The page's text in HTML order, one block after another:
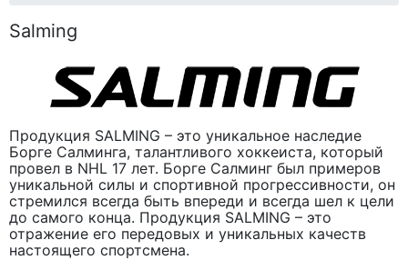
Salming
Продукция SALMING – это уникальное наследие
Борге Салминга, талантливого хоккеиста, который
провел в NHL 17 лет. Борге Салминг был примеров
уникальной силы и спортивной прогрессивности, он
стремился всегда быть впереди и всегда шел к цели
до самого конца. Продукция SALMING – это
отражение его передовых и уникальных качеств
настоящего спортсмена.